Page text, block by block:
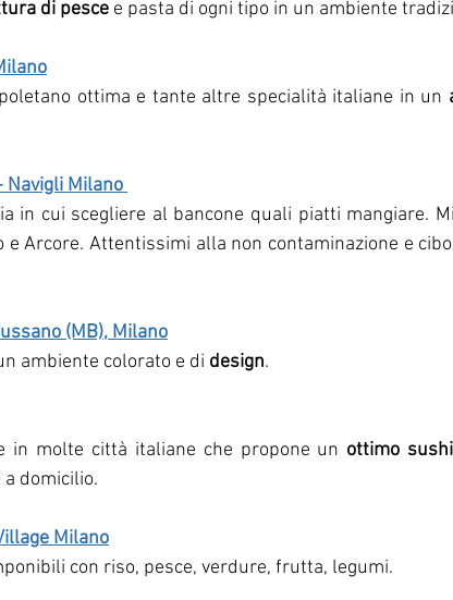
di pesce e pasta di ogni tipo in un ambiente
ottima e tante altre specialità italiane in un
Navigli Milano
in cui scegliere al bancone quali piatti mangiare.
e Arcore. Attentissimi alla non contaminazione e
(MB), Milano
ambiente colorato e di design.
in molte città italiane che propone un ottimo sushi
a domicilio.
Milano
con riso, pesce, verdure, frutta, legumi.